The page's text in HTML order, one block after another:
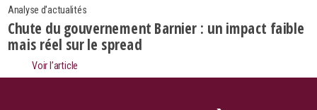
Analyse d'actualités
Chute du gouvernement Barnier : un impact faible
mais réel sur le spread
Voir l’article